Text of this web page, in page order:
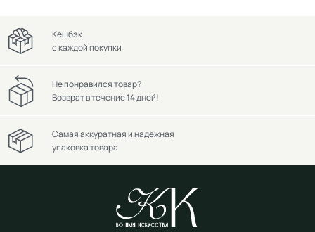
Кешбэк
с каждой покупки
Не понравился товар?
Возврат в течение 14 дней!
Самая аккуратная и надежная
упаковка товара